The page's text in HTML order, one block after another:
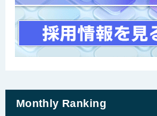
Monthly Ranking